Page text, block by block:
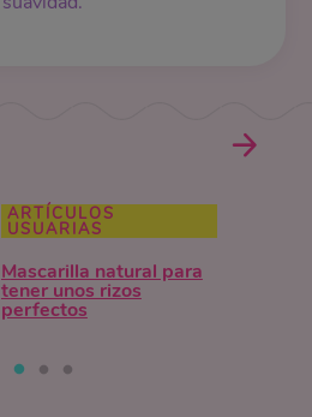
ARTÍCULOS
USUARIAS
Mascarilla natural para
tener unos rizos
perfectos